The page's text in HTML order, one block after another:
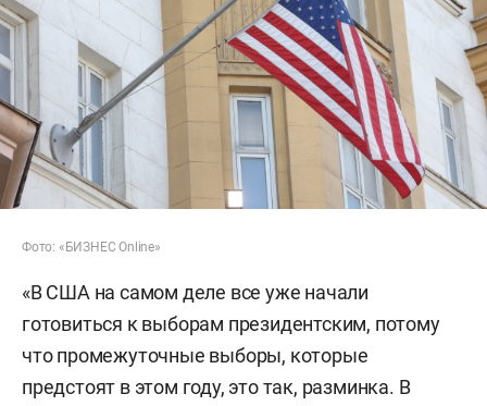
Фото: «БИЗНЕС Online»
«В США на самом деле все уже начали
готовиться к выборам президентским, потому
что промежуточные выборы, которые
предстоят в этом году, это так, разминка. В